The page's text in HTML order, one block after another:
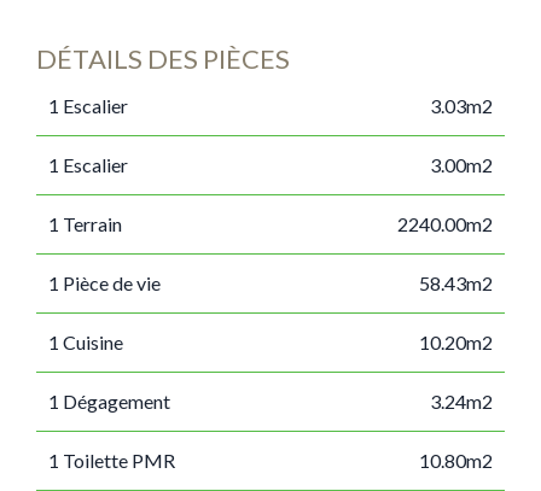
DÉTAILS DES PIÈCES
1 Escalier 3.03m2
1 Escalier 3.00m2
1 Terrain 2240.00m2
1 Pièce de vie 58.43m2
1 Cuisine 10.20m2
1 Dégagement 3.24m2
1 Toilette PMR 10.80m2